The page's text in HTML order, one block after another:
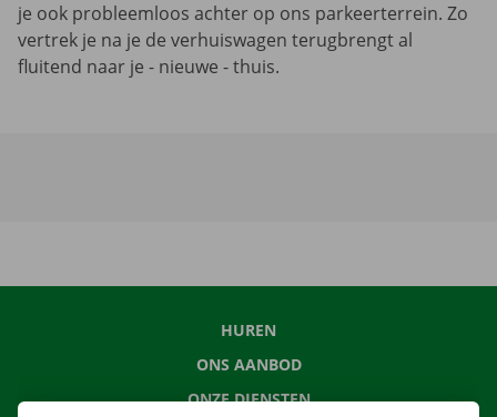
je ook probleemloos achter op ons parkeerterrein. Zo
vertrek je na je de verhuiswagen terugbrengt al
fluitend naar je - nieuwe - thuis.
HUREN
ONS AANBOD
ONZE DIENSTEN